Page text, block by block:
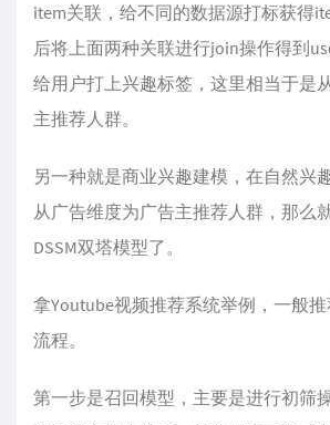
item关联，给不同的数据源打标获得
后将上面两种关联进行join操作得到
给用户打上兴趣标签，这里相当于是
主推荐人群。
另一种就是商业兴趣建模，在自然兴
从广告维度为广告主推荐人群，那么
DSSM双塔模型了。
拿Youtube视频推荐系统举例，一般
流程。
第一步是召回模型，主要是进行初筛